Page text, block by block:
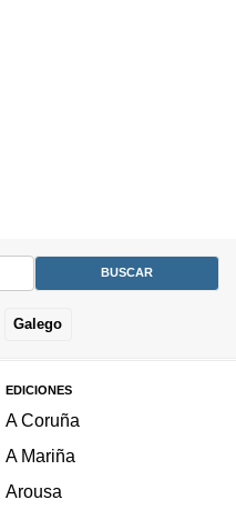
Galego
EDICIONES
A Coruña
A Mariña
Arousa